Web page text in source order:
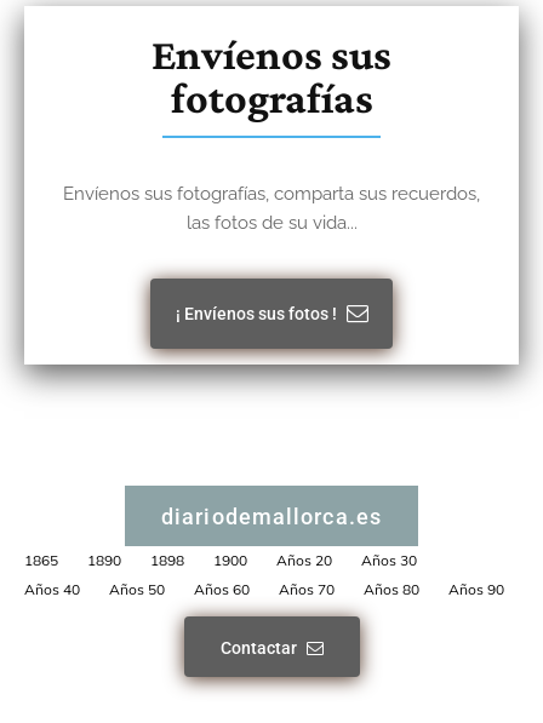
Envíenos sus
fotografías
Envíenos sus fotografías, comparta sus recuerdos,
las fotos de su vida...
¡ Envíenos sus fotos !
diariodemallorca.es
1865 1890 1898 1900 Años 20
Años 30
Años 40
Años 50 Años 60 Años 70 Años 80 Años 90
Contactar